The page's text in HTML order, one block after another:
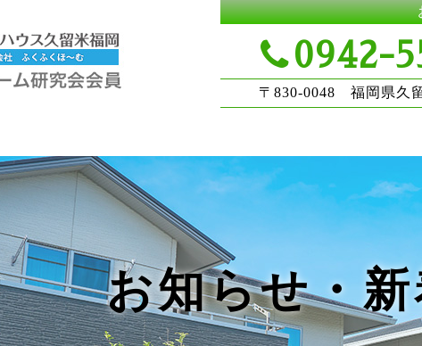
0942-
〒830-0048 福岡県久
お知らせ・